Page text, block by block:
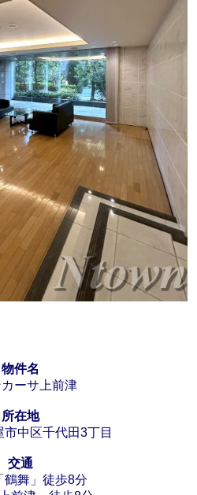
物件名
ーサ上前津
所在地
中区千代田3丁目
交通
鶴舞」徒歩8分